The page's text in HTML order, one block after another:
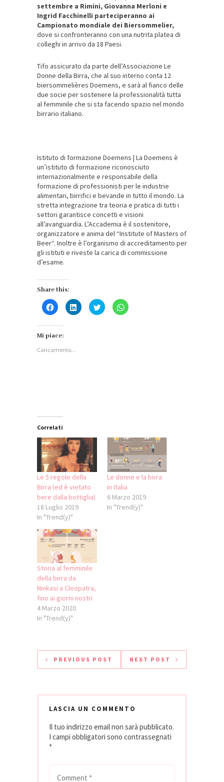
settembre a Rimini, Giovanna Merloni e
Ingrid Facchinelli parteciperanno ai
Campionato mondiale dei Biersommelier,
dove si confronteranno con una nutrita platea di
colleghi in arrivo da 18 Paesi.
Tifo assicurato da parte dell’Associazione Le
Donne della Birra, che al suo interno conta 12
biersommelières Doemens, e sarà al fianco delle
due socie per sostenere la professionalità tutta
al femminile che si sta facendo spazio nel mondo
birrario italiano.
Istituto di formazione Doemens | La Doemens è
un’istituto di formazione riconosciuto
internazionalmente e responsabile della
formazione di professionisti per le industrie
alimentari, birrifici e bevande in tutto il mondo. La
stretta integrazione tra teoria e pratica di tutti i
settori garantisce concetti e visioni
all’avanguardia. L’Accademia è il sostenitore,
organizzatore e anima del “Institute of Masters of
Beer“. Inoltre è l’organismo di accreditamento per
gli istituti e riveste la carica di commissione
d’esame.
Share this:
Fai
clic
Facebook
apre
in
Fai
clic
Fai
clic
Fai
clic
Mi piace:
Caricamento...
Correlati
Le 5 regole della
Birra (ed è vietato
bere dalla bottiglia)
18 Luglio 2019
In "Trend(y)"
Le donne e la birra
in Italia
6 Marzo 2019
In "Trend(y)"
Storia al femminile
della birra da
Ninkasi a Cleopatra,
fino ai giorni nostri
4 Marzo 2020
In "Trend(y)"
PREVIOUS POST NEXT POST
LASCIA UN COMMENTO
Il tuo indirizzo email non sarà pubblicato.
I campi obbligatori sono contrassegnati
*